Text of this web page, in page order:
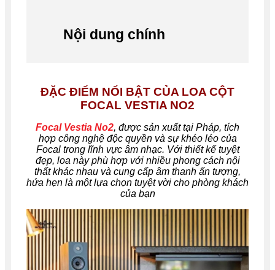
Nội dung chính
ĐẶC ĐIỂM NỔI BẬT CỦA LOA CỘT
FOCAL VESTIA NO2
Focal Vestia No2, được sản xuất tại Pháp, tích
hợp công nghệ độc quyền và sự khéo léo của
Focal trong lĩnh vực âm nhạc. Với thiết kế tuyệt
đẹp, loa này phù hợp với nhiều phong cách nội
thất khác nhau và cung cấp âm thanh ấn tượng,
hứa hẹn là một lựa chọn tuyệt vời cho phòng khách
của bạn